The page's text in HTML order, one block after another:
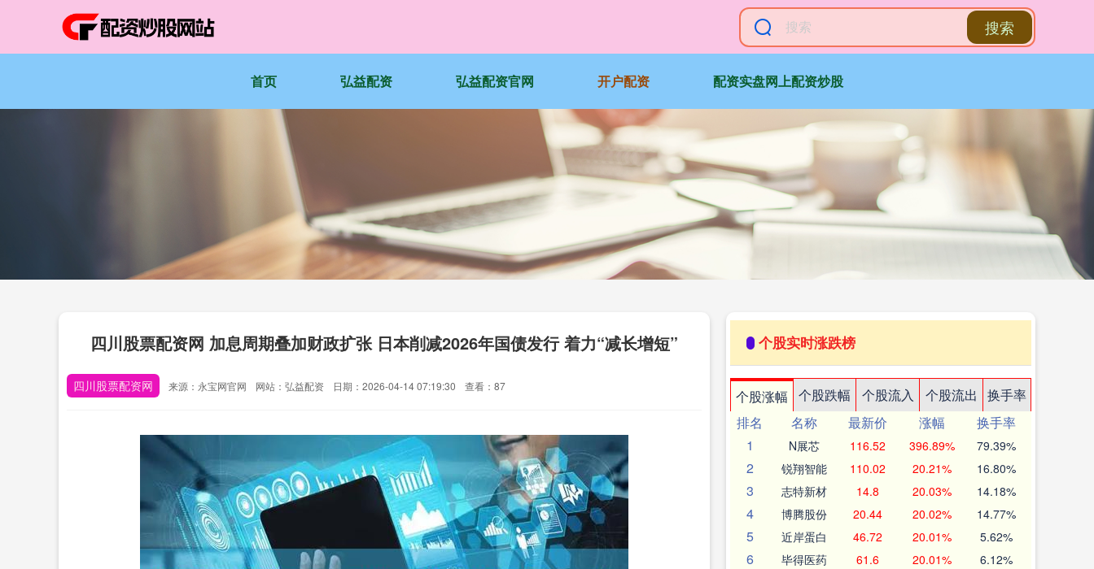
搜索
首页 弘益配资 弘益配资官网 开户配资 配资实盘网上配资炒股
四川股票配资网 加息周期叠加财政扩张 日本削减2026年国债发行 着力“减长增短”
四川股票配资网 来源：永宝网官网 网站：弘益配资 日期：2026-04-14 07:19:30 查看：87
个股实时涨跌榜
个股涨幅 个股跌幅 个股流入 个股流出
换手率
排名
名称 最新价 涨幅
换手率
1
N展芯 116.52 396.89% 79.39%
2 锐翔智能 110.02 20.21% 16.80%
3 志特新材 14.8 20.03% 14.18%
4 博腾股份 20.44 20.02% 14.77%
5 近岸蛋白 46.72 20.01% 5.62%
6 毕得医药 61.6 20.01% 6.12%